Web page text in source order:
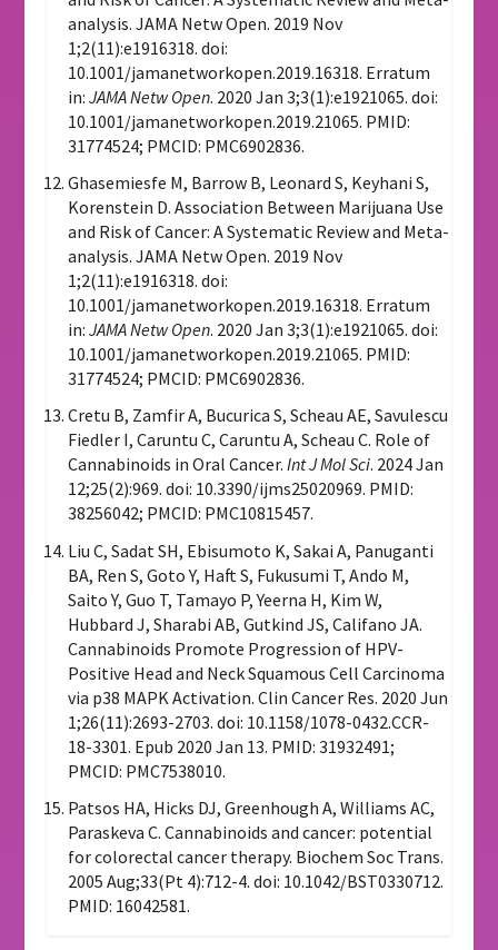
analysis. JAMA Netw Open. 2019 Nov
1;2(11):e1916318. doi:
10.1001/jamanetworkopen.2019.16318. Erratum
in: JAMA Netw Open. 2020 Jan 3;3(1):e1921065. doi:
10.1001/jamanetworkopen.2019.21065. PMID:
31774524; PMCID: PMC6902836.
Ghasemiesfe M, Barrow B, Leonard S, Keyhani S,
Korenstein D. Association Between Marijuana Use
and Risk of Cancer: A Systematic Review and Meta-
analysis. JAMA Netw Open. 2019 Nov
1;2(11):e1916318. doi:
10.1001/jamanetworkopen.2019.16318. Erratum
in: JAMA Netw Open. 2020 Jan 3;3(1):e1921065. doi:
10.1001/jamanetworkopen.2019.21065. PMID:
31774524; PMCID: PMC6902836.
Cretu B, Zamfir A, Bucurica S, Scheau AE, Savulescu
Fiedler I, Caruntu C, Caruntu A, Scheau C. Role of
Cannabinoids in Oral Cancer. Int J Mol Sci. 2024 Jan
12;25(2):969. doi: 10.3390/ijms25020969. PMID:
38256042; PMCID: PMC10815457.
Liu C, Sadat SH, Ebisumoto K, Sakai A, Panuganti
BA, Ren S, Goto Y, Haft S, Fukusumi T, Ando M,
Saito Y, Guo T, Tamayo P, Yeerna H, Kim W,
Hubbard J, Sharabi AB, Gutkind JS, Califano JA.
Cannabinoids Promote Progression of HPV-
Positive Head and Neck Squamous Cell Carcinoma
via p38 MAPK Activation. Clin Cancer Res. 2020 Jun
1;26(11):2693-2703. doi: 10.1158/1078-0432.CCR-
18-3301. Epub 2020 Jan 13. PMID: 31932491;
PMCID: PMC7538010.
Patsos HA, Hicks DJ, Greenhough A, Williams AC,
Paraskeva C. Cannabinoids and cancer: potential
for colorectal cancer therapy. Biochem Soc Trans.
2005 Aug;33(Pt 4):712-4. doi: 10.1042/BST0330712.
PMID: 16042581.